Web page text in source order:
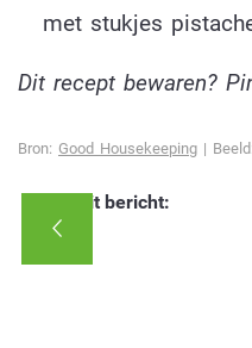
met stukjes
Dit recept bewaren?
Bron: Good Housekeeping |
Deel dit bericht: